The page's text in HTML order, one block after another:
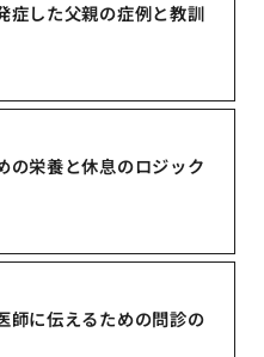
症した父親の症例と教訓
の栄養と休息のロジック
師に伝えるための問診の